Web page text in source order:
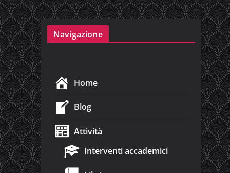
Navigazione
Home
Blog
Attività
Interventi accademici